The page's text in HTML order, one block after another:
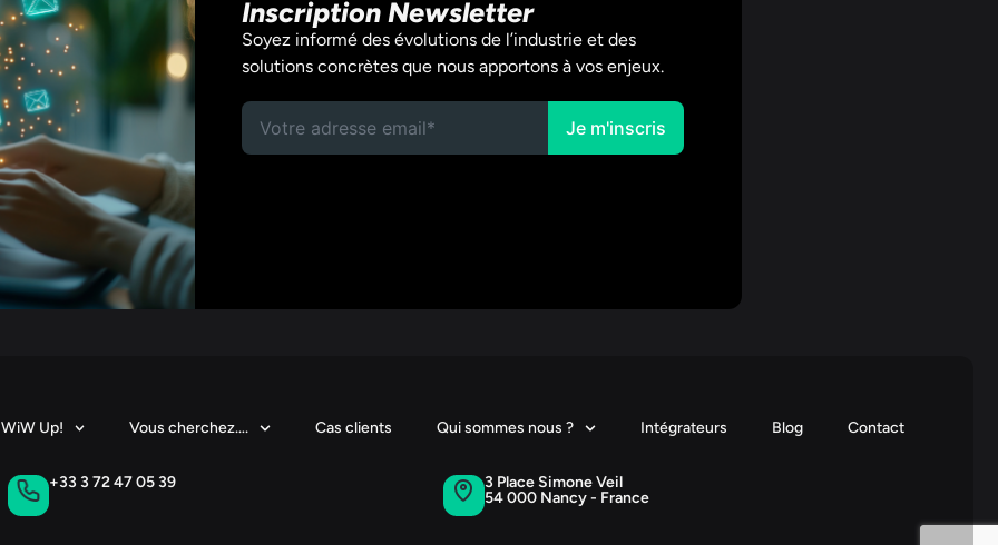
Inscription Newsletter
Soyez informé des évolutions de l’industrie et des
solutions concrètes que nous apportons à vos enjeux.
WiW Up! Vous cherchez…. Cas clients Qui sommes nous ? Intégrateurs Blog Contact
+33 3 72 47 05 39
3 Place Simone Veil
54 000 Nancy - France